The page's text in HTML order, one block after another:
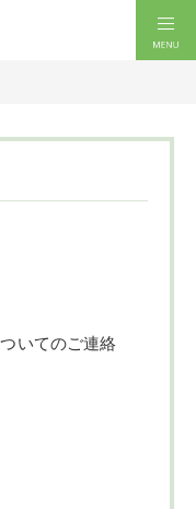
いてのご連絡